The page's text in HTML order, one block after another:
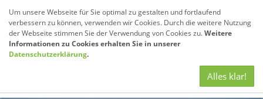
Um unsere Webseite für Sie optimal zu gestalten und fortlaufend
verbessern zu können, verwenden wir Cookies. Durch die weitere Nutzung
der Webseite stimmen Sie der Verwendung von Cookies zu.Weitere
Informationen zu Cookies erhalten Sie in unserer
Datenschutzerklärung.
Alles klar!